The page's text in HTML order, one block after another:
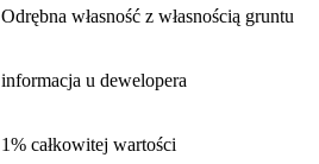
Odrębna własność z własnością gruntu
informacja u dewelopera
1% całkowitej wartości